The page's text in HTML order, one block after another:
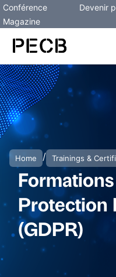
Conférence
Magazine
Devenir
Home / Trainings &
Protection
(GDPR)